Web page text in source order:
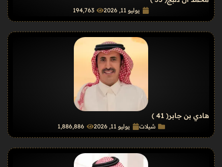
يوليو 11, 2026 194٬763
هادي بن جابر( 41 )
شيلات يوليو 11, 2026 1٬886٬886